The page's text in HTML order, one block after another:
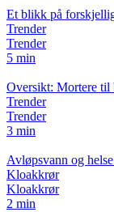
Et blikk på
Trender
Trender
5 min
Oversikt: Mortere til
Trender
Trender
3 min
Avløpsvann og
Kloakkrør
Kloakkrør
2 min